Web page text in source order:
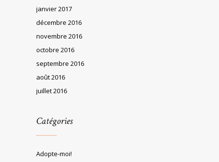
janvier 2017
décembre 2016
novembre 2016
octobre 2016
septembre 2016
août 2016
juillet 2016
Catégories
Adopte-moi!